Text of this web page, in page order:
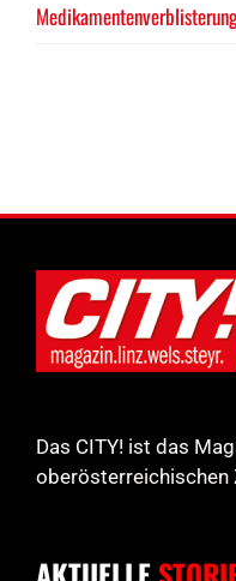
Das CITY! ist das
oberösterreichischen